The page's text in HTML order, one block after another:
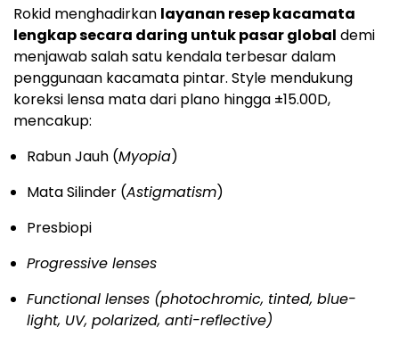
Rokid menghadirkan layanan resep kacamata
lengkap secara daring untuk pasar global demi
menjawab salah satu kendala terbesar dalam
penggunaan kacamata pintar. Style mendukung
koreksi lensa mata dari plano hingga ±15.00D,
mencakup:
Rabun Jauh (Myopia)
Mata Silinder (Astigmatism)
Presbiopi
Progressive lenses
Functional lenses (photochromic, tinted, blue-
light, UV, polarized, anti-reflective)